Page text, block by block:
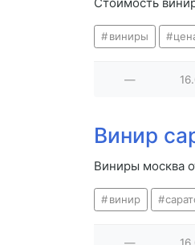
Стоимость
виниры
—
Винир
Виниры москва
винир